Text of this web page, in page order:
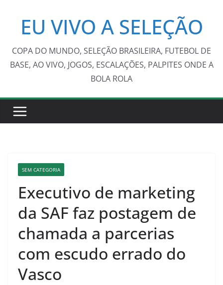
conteúdo
EU VIVO A SELEÇÃO
COPA DO MUNDO, SELEÇÃO BRASILEIRA, FUTEBOL DE
BASE, AO VIVO, JOGOS, ESCALAÇÕES, PALPITES ONDE A
BOLA ROLA
SEM CATEGORIA
Executivo de marketing
da SAF faz postagem de
chamada a parcerias
com escudo errado do
Vasco